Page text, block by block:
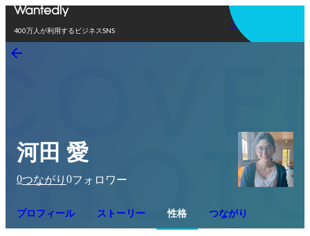
400万人が利用するビジネスSNS
アプリを使う
河田 愛
0つながり 0フォロワー
プロフィール ストーリー 性格 つながり